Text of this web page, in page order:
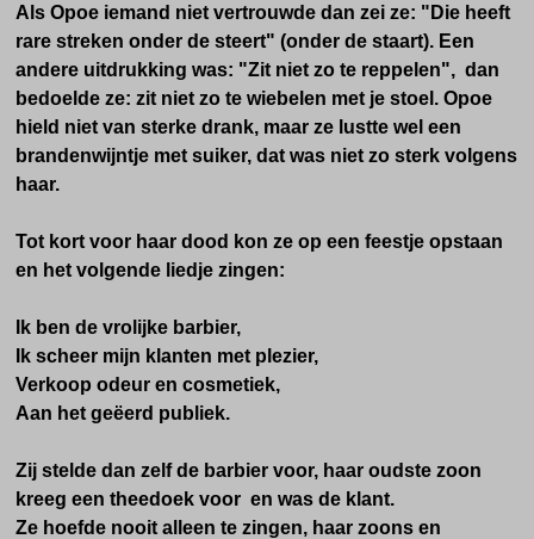
Als Opoe iemand niet vertrouwde dan zei ze: "Die heeft
rare streken onder de steert" (onder de staart). Een
andere uitdrukking was: "Zit niet zo te reppelen", dan
bedoelde ze: zit niet zo te wiebelen met je stoel. Opoe
hield niet van sterke drank, maar ze lustte wel een
brandenwijntje met suiker, dat was niet zo sterk volgens
haar.
Tot kort voor haar dood kon ze op een feestje opstaan
en het volgende liedje zingen:
Ik ben de vrolijke barbier,
Ik scheer mijn klanten met plezier,
Verkoop odeur en cosmetiek,
Aan het geëerd publiek.
Zij stelde dan zelf de barbier voor, haar oudste zoon
kreeg een theedoek voor en was de klant.
Ze hoefde nooit alleen te zingen, haar zoons en